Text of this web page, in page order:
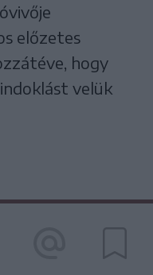
előzetes
hogy
velük